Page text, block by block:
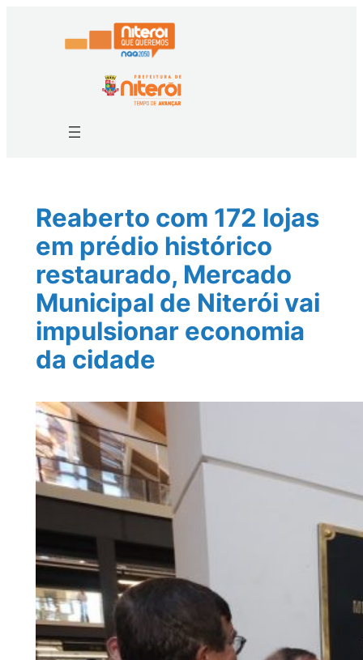
Reaberto com 172 lojas
em prédio histórico
restaurado, Mercado
Municipal de Niterói vai
impulsionar economia
da cidade